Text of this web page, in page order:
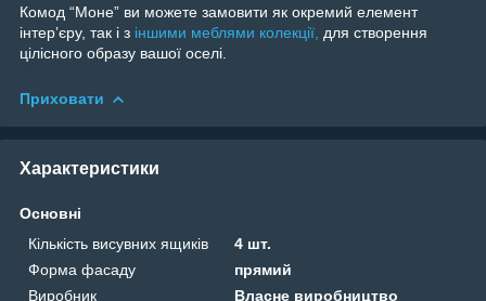
Комод “Моне” ви можете замовити як окремий елемент
інтерʼєру, так і з іншими меблями колекції, для створення
цілісного образу вашої оселі.
Приховати
Характеристики
Основні
Кількість висувних ящиків
4 шт.
Форма фасаду
прямий
Виробник
Власне виробництво